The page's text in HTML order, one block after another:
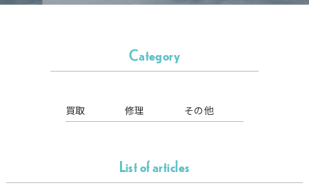
Category
買取 修理 その他
List of articles